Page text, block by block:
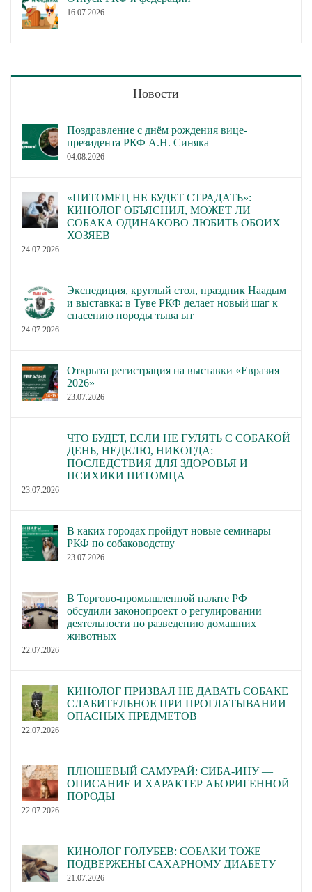
16.07.2026
Новости
Поздравление с днём рождения вице-
президента РКФ А.Н. Синяка
04.08.2026
«ПИТОМЕЦ НЕ БУДЕТ СТРАДАТЬ»:
КИНОЛОГ ОБЪЯСНИЛ, МОЖЕТ ЛИ
СОБАКА ОДИНАКОВО ЛЮБИТЬ ОБОИХ
ХОЗЯЕВ
24.07.2026
Экспедиция, круглый стол, праздник Наадым
и выставка: в Туве РКФ делает новый шаг к
спасению породы тыва ыт
24.07.2026
Открыта регистрация на выставки «Евразия
2026»
23.07.2026
ЧТО БУДЕТ, ЕСЛИ НЕ ГУЛЯТЬ С СОБАКОЙ
ДЕНЬ, НЕДЕЛЮ, НИКОГДА:
ПОСЛЕДСТВИЯ ДЛЯ ЗДОРОВЬЯ И
ПСИХИКИ ПИТОМЦА
23.07.2026
В каких городах пройдут новые семинары
РКФ по собаководству
23.07.2026
В Торгово-промышленной палате РФ
обсудили законопроект о регулировании
деятельности по разведению домашних
животных
22.07.2026
КИНОЛОГ ПРИЗВАЛ НЕ ДАВАТЬ СОБАКЕ
СЛАБИТЕЛЬНОЕ ПРИ ПРОГЛАТЫВАНИИ
ОПАСНЫХ ПРЕДМЕТОВ
22.07.2026
ПЛЮШЕВЫЙ САМУРАЙ: СИБА-ИНУ —
ОПИСАНИЕ И ХАРАКТЕР АБОРИГЕННОЙ
ПОРОДЫ
22.07.2026
КИНОЛОГ ГОЛУБЕВ: СОБАКИ ТОЖЕ
ПОДВЕРЖЕНЫ САХАРНОМУ ДИАБЕТУ
21.07.2026